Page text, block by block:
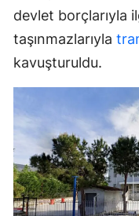
devlet borçlarıyla
taşınmazlarıyla
kavuşturuldu.